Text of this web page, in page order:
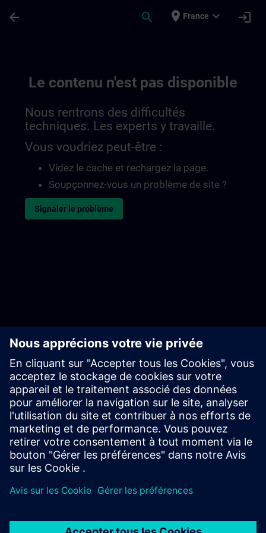
arrow_back search place France expand_more login
Le contenu n'est pas disponible
Nous rentrons des difficultés
techniques. Les experts y travaille.
Vous voudriez peut-être :
Videz le cache et rechargez la page.
Soupçonnez-vous un problème de site ?
Signaler le problème